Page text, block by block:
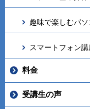
趣味で楽しむパソ
スマートフォン講
料金
受講生の声